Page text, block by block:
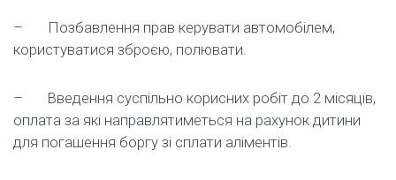
– Позбавлення прав керувати автомобілем,
користуватися зброєю, полювати.
– Введення суспільно корисних робіт до 2 місяців,
оплата за які направлятиметься на рахунок дитини
для погашення боргу зі сплати аліментів.